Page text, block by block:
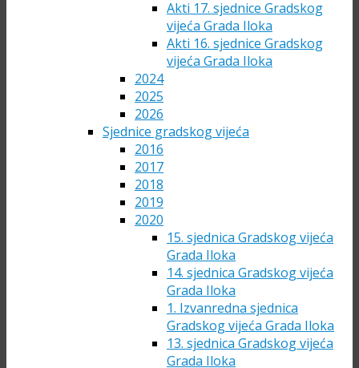
Akti 17. sjednice Gradskog
vijeća Grada Iloka
Akti 16. sjednice Gradskog
vijeća Grada Iloka
2024
2025
2026
Sjednice gradskog vijeća
2016
2017
2018
2019
2020
15. sjednica Gradskog vijeća
Grada Iloka
14. sjednica Gradskog vijeća
Grada Iloka
1. Izvanredna sjednica
Gradskog vijeća Grada Iloka
13. sjednica Gradskog vijeća
Grada Iloka